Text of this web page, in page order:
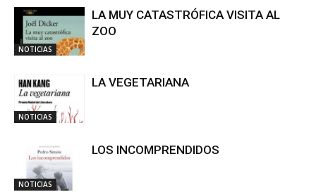
NOTICIAS
LA MUY CATASTRÓFICA VISITA AL
ZOO
NOTICIAS
LA VEGETARIANA
NOTICIAS
LOS INCOMPRENDIDOS